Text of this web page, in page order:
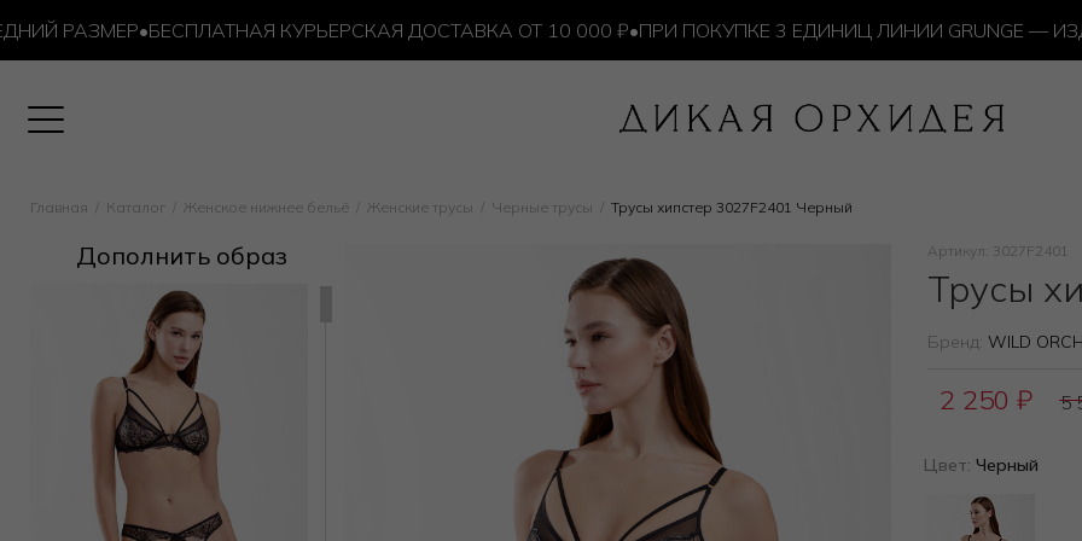
РАЗМЕР•БЕСПЛАТНАЯ КУРЬЕРСКАЯ ДОСТАВКА ОТ 10 000 ₽•ПРИ ПОКУПКЕ 3 ЕДИНИЦ ЛИНИИ GRUNGE —
Главная Каталог Женское нижнее бельё Женские трусы Черные трусы Трусы хипстер 3027F2401 Черный
Дополнить образ Артикул: 3027F2401
Трусы
Бренд: WILD
2 250 ₽ 5
Цвет: Черный